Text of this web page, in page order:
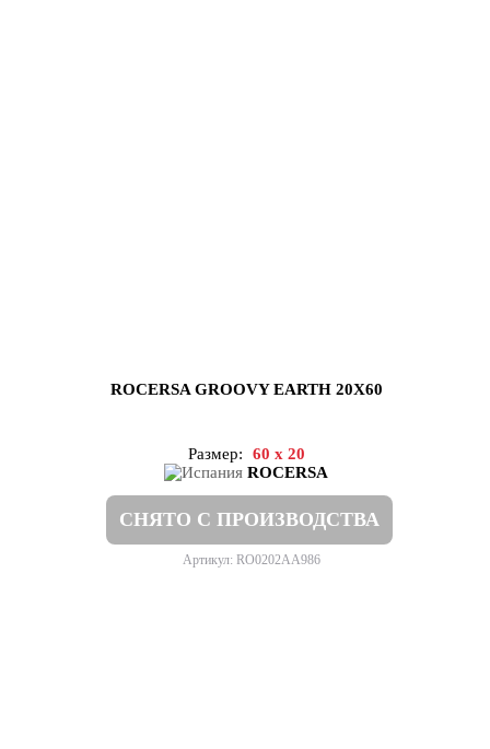
ROCERSA GROOVY EARTH 20X60
Размер:
60 x 20
ROCERSA
СНЯТО С ПРОИЗВОДСТВА
Артикул: RO0202AA986